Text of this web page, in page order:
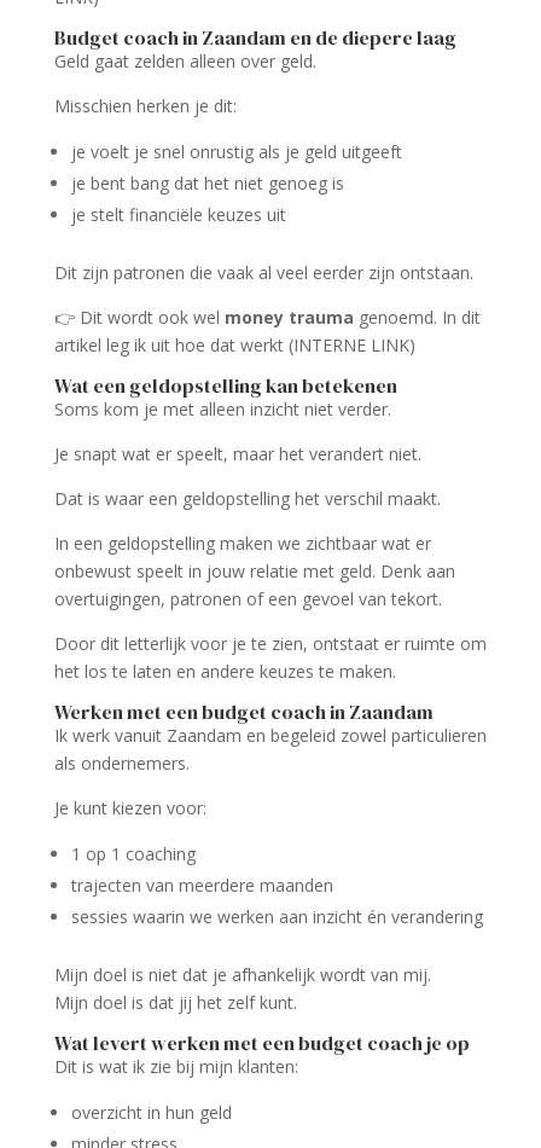
Budget coach in Zaandam en de diepere laag
Geld gaat zelden alleen over geld.
Misschien herken je dit:
je voelt je snel onrustig als je geld uitgeeft
je bent bang dat het niet genoeg is
je stelt financiële keuzes uit
Dit zijn patronen die vaak al veel eerder zijn ontstaan.
👉 Dit wordt ook wel money trauma genoemd. In dit
artikel leg ik uit hoe dat werkt (INTERNE LINK)
Wat een geldopstelling kan betekenen
Soms kom je met alleen inzicht niet verder.
Je snapt wat er speelt, maar het verandert niet.
Dat is waar een geldopstelling het verschil maakt.
In een geldopstelling maken we zichtbaar wat er
onbewust speelt in jouw relatie met geld. Denk aan
overtuigingen, patronen of een gevoel van tekort.
Door dit letterlijk voor je te zien, ontstaat er ruimte om
het los te laten en andere keuzes te maken.
Werken met een budget coach in Zaandam
Ik werk vanuit Zaandam en begeleid zowel particulieren
als ondernemers.
Je kunt kiezen voor:
1 op 1 coaching
trajecten van meerdere maanden
sessies waarin we werken aan inzicht én verandering
Mijn doel is niet dat je afhankelijk wordt van mij.
Mijn doel is dat jij het zelf kunt.
Wat levert werken met een budget coach je op
Dit is wat ik zie bij mijn klanten:
overzicht in hun geld